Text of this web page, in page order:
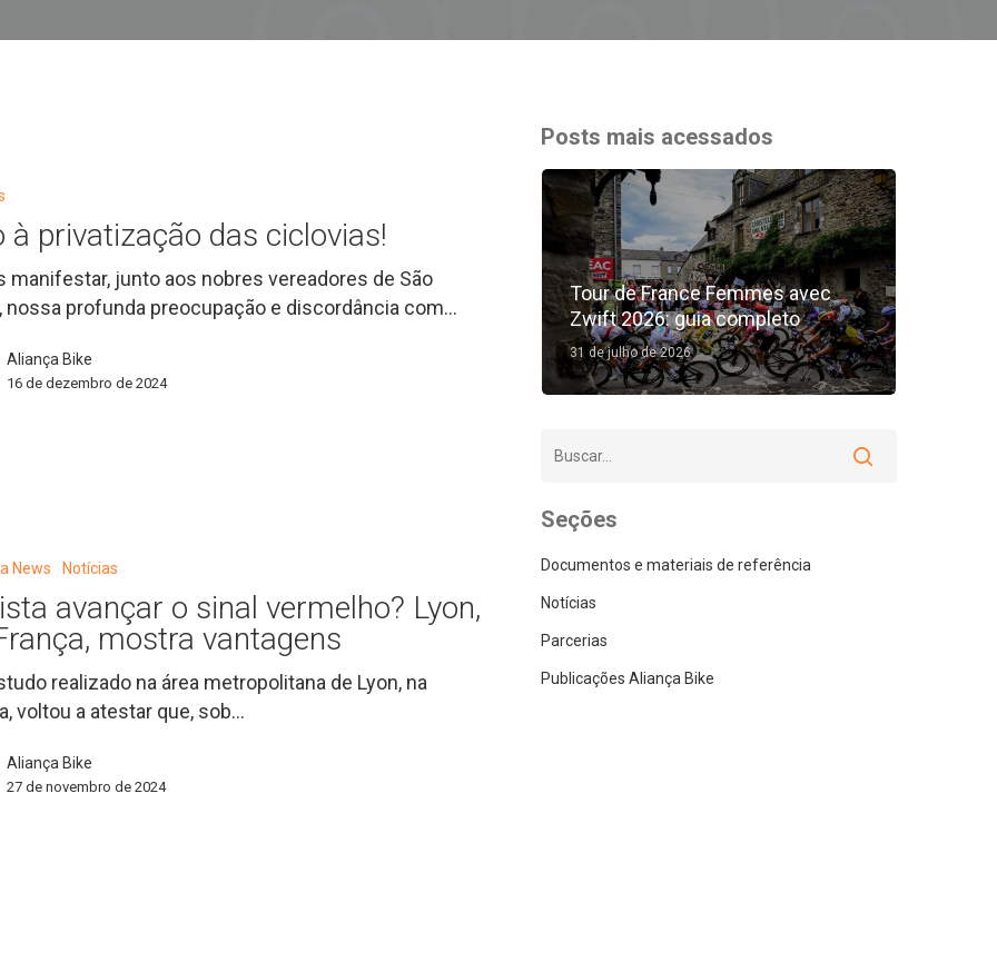
à privatização das ciclovias!
manifestar, junto aos nobres vereadores de São
nossa profunda preocupação e discordância com…
Aliança Bike
16 de dezembro de 2024
News Notícias
avançar o sinal vermelho? Lyon,
mostra vantagens
realizado na área metropolitana de Lyon, na
voltou a atestar que, sob…
Aliança Bike
27 de novembro de 2024
Posts mais acessados
Tour de France Femmes avec
Zwift 2026: guia completo
31 de julho de 2026
Seções
Documentos e materiais de referência
Notícias
Parcerias
Publicações Aliança Bike